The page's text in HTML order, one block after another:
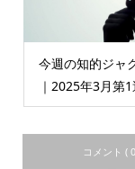
今週の知的ジャ
｜2025年3月第1
コメント (